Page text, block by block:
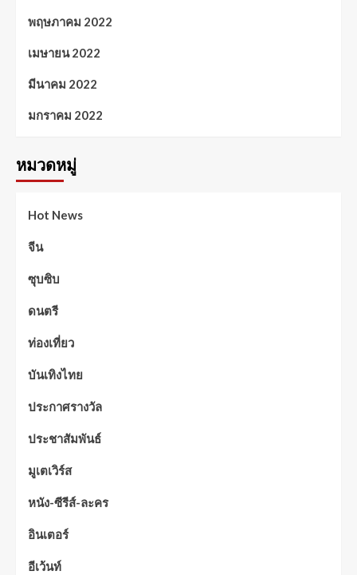
พฤษภาคม 2022
เมษายน 2022
มีนาคม 2022
มกราคม 2022
หมวดหมู่
Hot News
จีน
ซุบซิบ
ดนตรี
ท่องเที่ยว
บันเทิงไทย
ประกาศรางวัล
ประชาสัมพันธ์
มูเตเวิร์ส
หนัง-ซีรีส์-ละคร
อินเตอร์
อีเว้นท์